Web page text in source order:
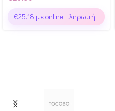
€25.18 με online πληρωμή